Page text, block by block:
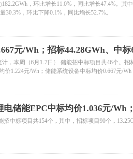
，环比增长11.0%，同比增长47.4%。其
，环比下降0.1%，同比增长52.7%。
元/Wh；招标44.28GWh、中
，本周（6月1-7日） 储能招中标项目共46个。招
价1.224元/Wh；储能系统设备中标均价0.667元/Wh
储能EPC中标均价1.036元/Wh
标项目共154个，其中，招标项目90个，